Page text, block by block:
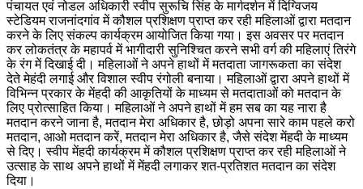
पंचायत एवं नोडल अधिकारी स्वीप सुरूचि सिंह के मार्गदर्शन में दिग्विजय
स्टेडियम राजनांदगांव में कौशल प्रशिक्षण प्राप्त कर रही महिलाओं द्वारा मतदान
करने के लिए संकल्प कार्यक्रम आयोजित किया गया। इस अवसर पर मतदान
कर लोकतंत्र के महापर्व में भागीदारी सुनिश्चित करने सभी वर्ग की महिलाएं तिरंगे
के रंग में दिखाई दी। महिलाओं ने अपने हाथों में मतदाता जागरूकता का संदेश
देते मेहंदी लगाई और विशाल स्वीप रंगोली बनाया। महिलाओं द्वारा अपने हाथों में
विभिन्न प्रकार के मेंहदी की आकृतियों के माध्यम से मतदाताओं को मतदान के
लिए प्रोत्साहित किया। महिलाओं ने अपने हाथों में हम सब का यह नारा है
मतदान करने जाना है, मतदान मेरा अधिकार है, छोड़ो अपना सारे काम पहले करो
मतदान, आओ मतदान करें, मतदान मेरा अधिकार है, जैसे संदेश मेंहदी के माध्यम
से दिए। स्वीप मेंहदी कार्यक्रम में कौशल प्रशिक्षण प्राप्त कर रही महिलाओं ने
उत्साह के साथ अपने हाथों में मेंहदी लगाकर शत-प्रतिशत मतदान का संदेश
दिया।